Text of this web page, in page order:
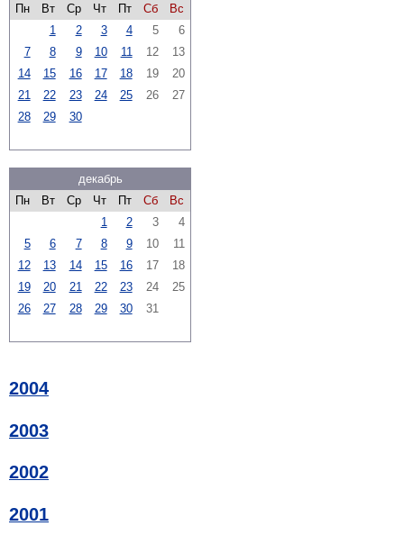
Пн
Вт Ср Чт Пт Сб
Вс
1
2 3 4 5
6
7
8 9 10 11 12
13
14
15 16 17 18 19
20
21
22 23 24 25 26
27
28
29 30
декабрь
Пн
Вт Ср Чт Пт Сб
Вс
1
2 3
4
5
6 7 8 9 10
11
12
13 14 15 16 17
18
19
20 21 22 23 24
25
26
27 28 29 30 31
2004
2003
2002
2001